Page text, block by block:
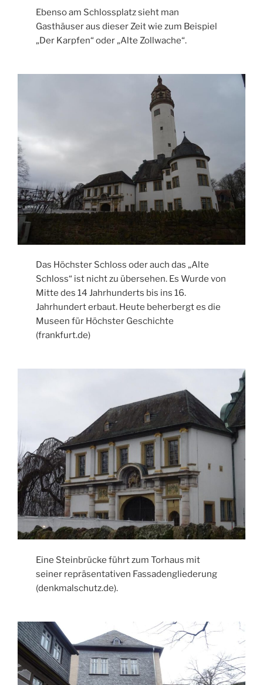
Ebenso am Schlossplatz sieht man
Gasthäuser aus dieser Zeit wie zum Beispiel
„Der Karpfen“ oder „Alte Zollwache“.
Das Höchster Schloss oder auch das „Alte
Schloss“ ist nicht zu übersehen. Es Wurde von
Mitte des 14 Jahrhunderts bis ins 16.
Jahrhundert erbaut. Heute beherbergt es die
Museen für Höchster Geschichte
(frankfurt.de)
Eine Steinbrücke führt zum Torhaus mit
seiner repräsentativen Fassadengliederung
(denkmalschutz.de).